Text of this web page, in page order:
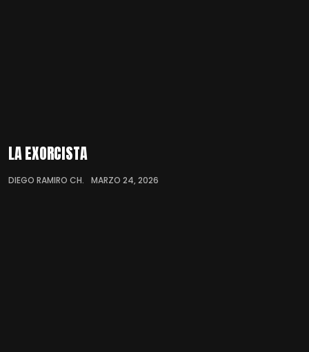
LA EXORCISTA
DIEGO RAMIRO CH. MARZO 24, 2026